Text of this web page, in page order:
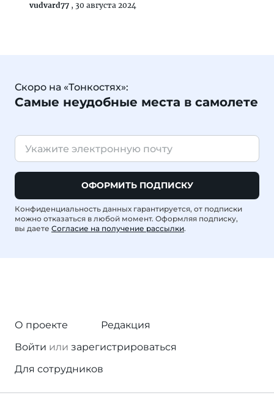
vudvard77 , 30 августа 2024
Скоро на «Тонкостях»:
Самые неудобные места в самолете
ОФОРМИТЬ ПОДПИСКУ
Конфиденциальность данных гарантируется, от подписки
можно отказаться в любой момент. Оформляя подписку,
вы даете Согласие на получение рассылки.
О проекте
Редакция
Войти или зарегистрироваться
Для сотрудников